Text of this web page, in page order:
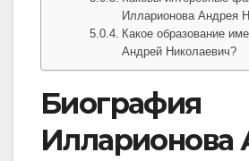
Илларионова Андрея
Какое образование
Андрей Николаевич?
Биография
Илларионова